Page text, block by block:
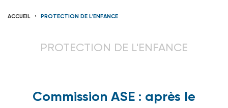
ACCUEIL PROTECTION DE L'ENFANCE
PROTECTION DE L'ENFANCE
Commission ASE : après le